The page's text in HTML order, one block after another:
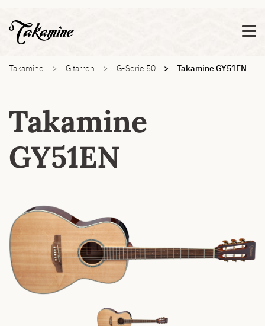
Diese Meldung nicht mehr anzeigen
Takamine Gitarren G-Serie 50 Takamine GY51EN
Takamine
GY51EN